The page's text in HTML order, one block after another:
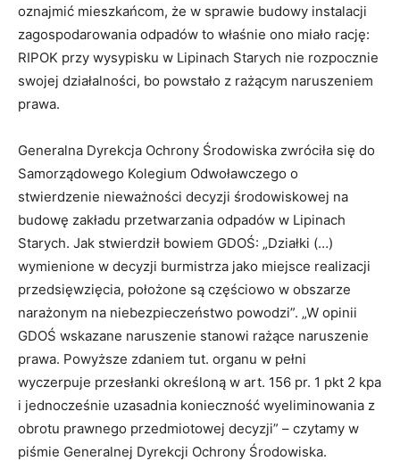
oznajmić mieszkańcom, że w sprawie budowy instalacji
zagospodarowania odpadów to właśnie ono miało rację:
RIPOK przy wysypisku w Lipinach Starych nie rozpocznie
swojej działalności, bo powstało z rażącym naruszeniem
prawa.
Generalna Dyrekcja Ochrony Środowiska zwróciła się do
Samorządowego Kolegium Odwoławczego o
stwierdzenie nieważności decyzji środowiskowej na
budowę zakładu przetwarzania odpadów w Lipinach
Starych. Jak stwierdził bowiem GDOŚ: „Działki (…)
wymienione w decyzji burmistrza jako miejsce realizacji
przedsięwzięcia, położone są częściowo w obszarze
narażonym na niebezpieczeństwo powodzi”. „W opinii
GDOŚ wskazane naruszenie stanowi rażące naruszenie
prawa. Powyższe zdaniem tut. organu w pełni
wyczerpuje przesłanki określoną w art. 156 pr. 1 pkt 2 kpa
i jednocześnie uzasadnia konieczność wyeliminowania z
obrotu prawnego przedmiotowej decyzji” – czytamy w
piśmie Generalnej Dyrekcji Ochrony Środowiska.